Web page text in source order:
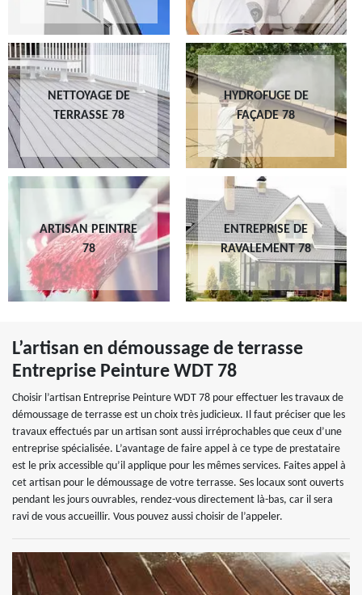
NETTOYAGE DE
TERRASSE 78
HYDROFUGE DE
FAÇADE 78
ARTISAN PEINTRE
78
ENTREPRISE DE
RAVALEMENT 78
L’artisan en démoussage de terrasse
Entreprise Peinture WDT 78
Choisir l’artisan Entreprise Peinture WDT 78 pour effectuer les travaux de
démoussage de terrasse est un choix très judicieux. Il faut préciser que les
travaux effectués par un artisan sont aussi irréprochables que ceux d’une
entreprise spécialisée. L’avantage de faire appel à ce type de prestataire
est le prix accessible qu’il applique pour les mêmes services. Faites appel à
cet artisan pour le démoussage de votre terrasse. Ses locaux sont ouverts
pendant les jours ouvrables, rendez-vous directement là-bas, car il sera
ravi de vous accueillir. Vous pouvez aussi choisir de l’appeler.